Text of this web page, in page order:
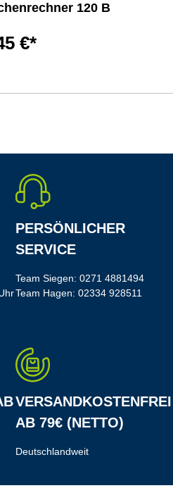
120 B
€*
PERSÖNLICHER
SERVICE
Team Siegen: 0271 4881494
Team Hagen: 02334 928511
VERSANDKOSTENFREI
AB 79€ (NETTO)
Deutschlandweit